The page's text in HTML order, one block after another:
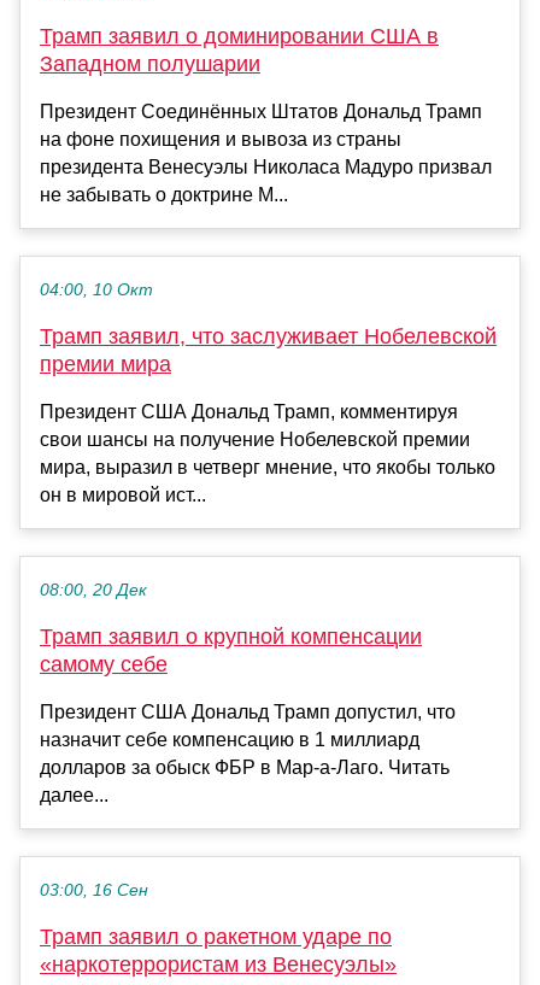
Трамп заявил о доминировании США в
Западном полушарии
Президент Соединённых Штатов Дональд Трамп
на фоне похищения и вывоза из страны
президента Венесуэлы Николаса Мадуро призвал
не забывать о доктрине М...
04:00, 10 Окт
Трамп заявил, что заслуживает Нобелевской
премии мира
Президент США Дональд Трамп, комментируя
свои шансы на получение Нобелевской премии
мира, выразил в четверг мнение, что якобы только
он в мировой ист...
08:00, 20 Дек
Трамп заявил о крупной компенсации
самому себе
Президент США Дональд Трамп допустил, что
назначит себе компенсацию в 1 миллиард
долларов за обыск ФБР в Мар-а-Лаго. Читать
далее...
03:00, 16 Сен
Трамп заявил о ракетном ударе по
«наркотеррористам из Венесуэлы»